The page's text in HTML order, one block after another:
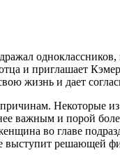
и приглашает
жизнь и дает
Некоторые
важным и порой
во главе
выступит решающей